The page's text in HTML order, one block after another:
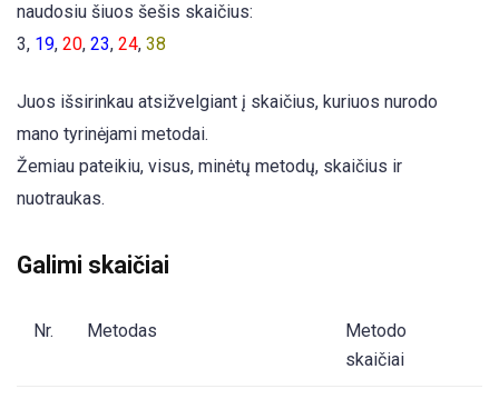
naudosiu šiuos šešis skaičius:
3, 19, 20, 23, 24, 38
Juos išsirinkau atsižvelgiant į skaičius, kuriuos nurodo
mano tyrinėjami metodai.
Žemiau pateikiu, visus, minėtų metodų, skaičius ir
nuotraukas.
Galimi skaičiai
Nr. Metodas
Metodo
skaičiai